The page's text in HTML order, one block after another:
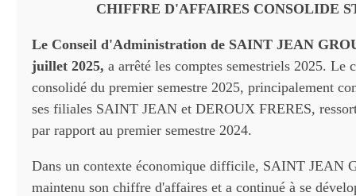
CHIFFRE D'AFFAIRES CONSOLIDE
Le Conseil d'Administration de SAINT JEAN
juillet 2025, a arrêté les comptes semestriels 2025. Le
consolidé du premier semestre 2025, principalement
ses filiales SAINT JEAN et DEROUX FRERES,
par rapport au premier semestre 2024.
Dans un contexte économique difficile, SAINT JEAN
maintenu son chiffre d'affaires et a continué à se